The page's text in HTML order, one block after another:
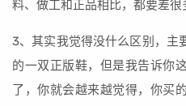
料、做工和正品相比，都要差很
3、其实我觉得没什么区别，主
的一双正版鞋，但是我告诉你
了，你就会越来越觉得，你买